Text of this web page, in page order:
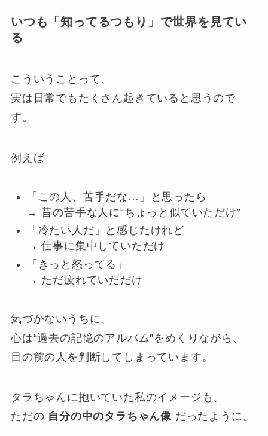
いつも「知ってるつもり」で世界を見てい
る
こういうことって、
実は日常でもたくさん起きていると思うので
す。
例えば
「この人、苦手だな…」と思ったら
→ 昔の苦手な人に“ちょっと似ていただけ”
「冷たい人だ」と感じたけれど
→ 仕事に集中していただけ
「きっと怒ってる」
→ ただ疲れていただけ
気づかないうちに、
心は“過去の記憶のアルバム”をめくりながら、
目の前の人を判断してしまっています。
タラちゃんに抱いていた私のイメージも、
ただの 自分の中のタラちゃん像 だったように。